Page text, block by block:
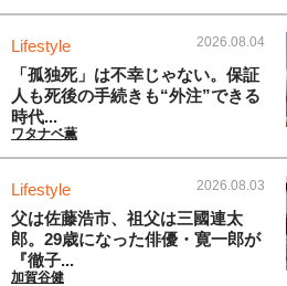
Lifestyle 2026.08.04
「孤独死」は不幸じゃない。保証
人も死後の手続きも“外注”できる
時代...
ワタナベ薫
Lifestyle 2026.08.03
父は佐藤浩市、祖父は三國連太
郎。29歳になった俳優・寛一郎が
『徹子...
加賀谷健